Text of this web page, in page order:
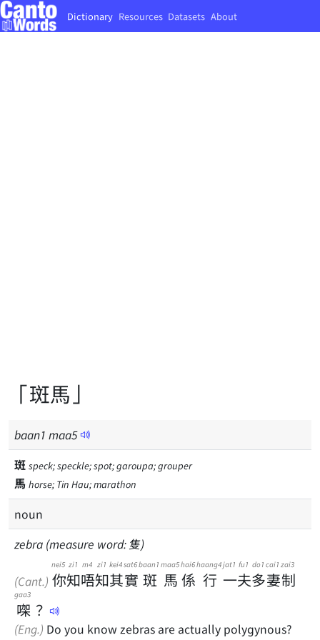
Dictionary Resources Datasets About
「斑馬」
baan1 maa5
斑 speck; speckle; spot; garoupa; grouper
馬 horse; Tin Hau; marathon
noun
zebra (measure word: 隻)
(Cant.) 你
nei5
知
zi1
唔
m4
知
zi1
其
kei4
實
sat6
斑
baan1
馬
maa5
係
hai6
行
haang4
一
jat1
夫
fu1
多
do1
妻
cai1
制
zai3
㗎
gaa3
？
(Eng.) Do you know zebras are actually polygynous?